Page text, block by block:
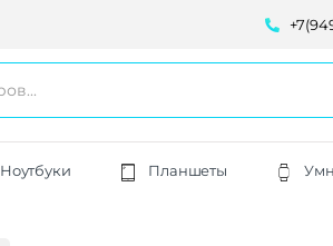
Ноутбуки Планшеты